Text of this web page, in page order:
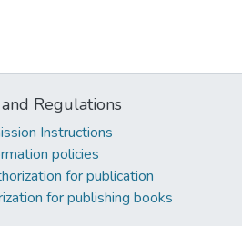
Regulations
Instructions
policies
for publication
for publishing books